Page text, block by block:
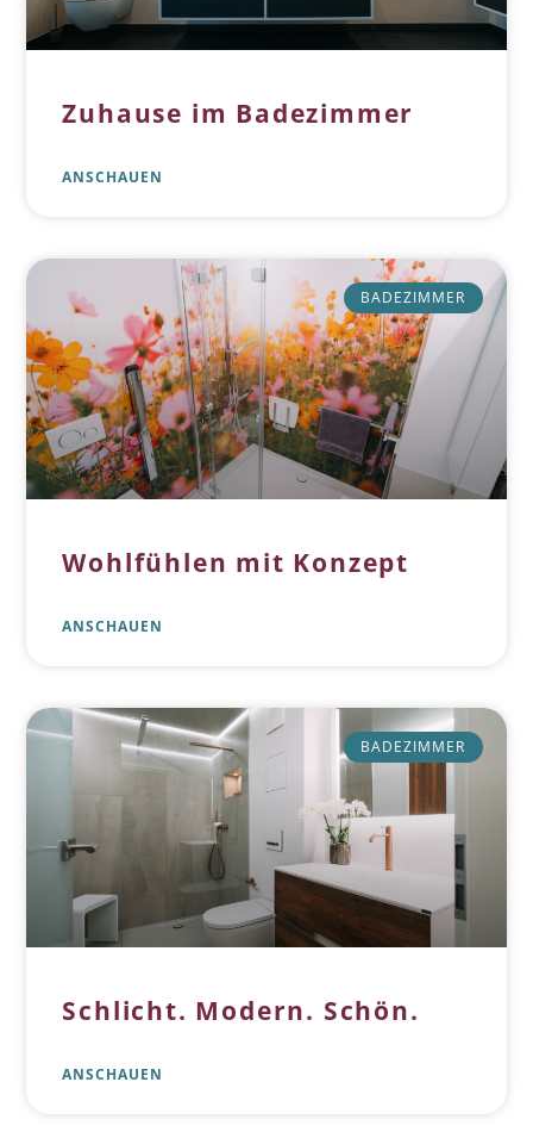
Zuhause im Badezimmer
ANSCHAUEN
BADEZIMMER
Wohlfühlen mit Konzept
ANSCHAUEN
BADEZIMMER
Schlicht. Modern. Schön.
ANSCHAUEN